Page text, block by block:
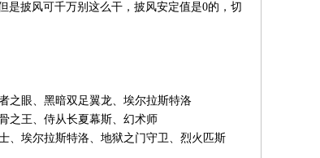
披风可千万别这么干，披风安定值是0的，切
眼、黑暗双足翼龙、埃尔拉斯特洛
王、侍从长夏幕斯、幻术师
埃尔拉斯特洛、地狱之门守卫、烈火匹斯